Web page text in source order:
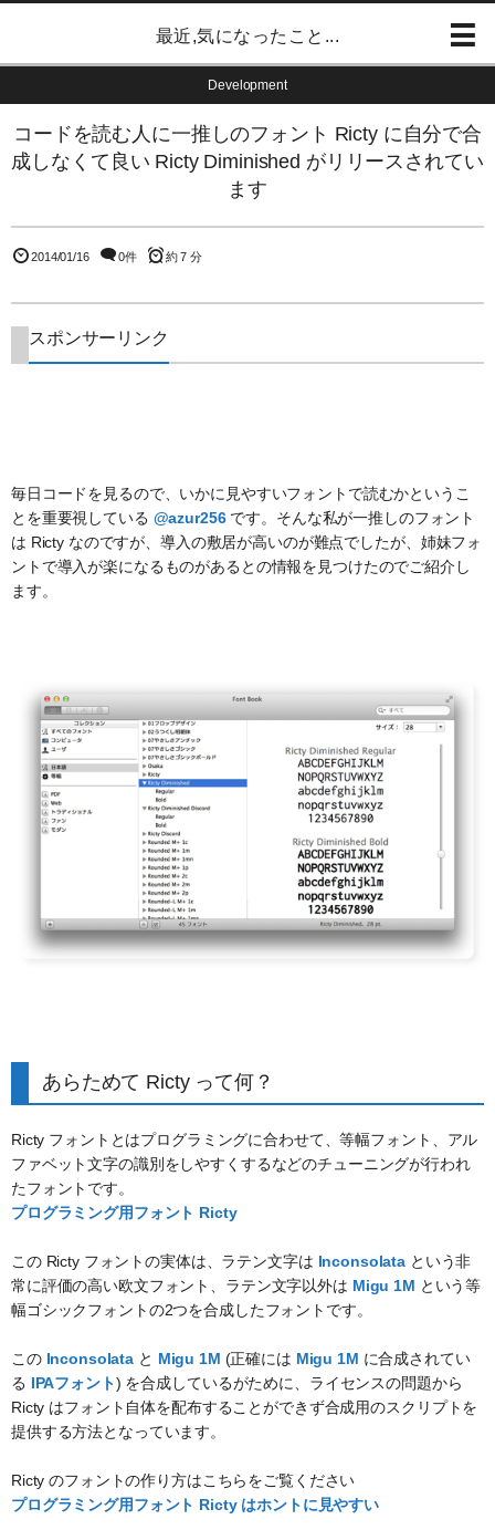
最近,気になったこと...
Development
コードを読む人に一推しのフォント Ricty に自分で合
成しなくて良い Ricty Diminished がリリースされてい
ます
2014/01/16 0件 約 7 分
スポンサーリンク
毎日コードを見るので、いかに見やすいフォントで読むかというこ
とを重要視している @azur256です。そんな私が一推しのフォント
は Ricty なのですが、導入の敷居が高いのが難点でしたが、姉妹フォ
ントで導入が楽になるものがあるとの情報を見つけたのでご紹介し
ます。
あらためて Ricty って何？
Ricty フォントとはプログラミングに合わせて、等幅フォント、アル
ファベット文字の識別をしやすくするなどのチューニングが行われ
たフォントです。
プログラミング用フォント Ricty
この Ricty フォントの実体は、ラテン文字は Inconsolataという非
常に評価の高い欧文フォント、ラテン文字以外は Migu 1M という等
幅ゴシックフォントの2つを合成したフォントです。
この Inconsolata と Migu 1M (正確には Migu 1M に合成されてい
る IPAフォント) を合成しているがために、ライセンスの問題から
Ricty はフォント自体を配布することができず合成用のスクリプトを
提供する方法となっています。
Ricty のフォントの作り方はこちらをご覧ください
プログラミング用フォント Ricty はホントに見やすい